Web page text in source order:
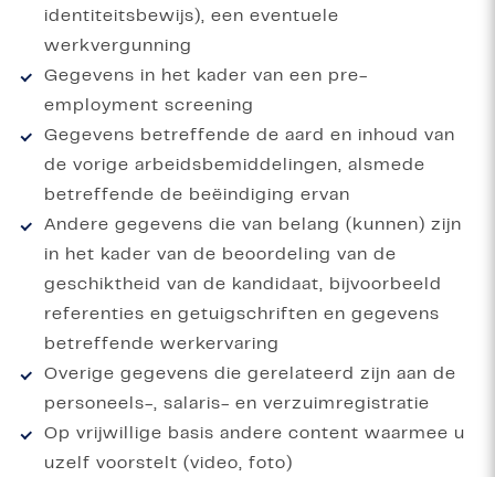
identiteitsbewijs), een eventuele
werkvergunning
Gegevens in het kader van een pre-
employment screening
Gegevens betreffende de aard en inhoud van
de vorige arbeidsbemiddelingen, alsmede
betreffende de beëindiging ervan
Andere gegevens die van belang (kunnen) zijn
in het kader van de beoordeling van de
geschiktheid van de kandidaat, bijvoorbeeld
referenties en getuigschriften en gegevens
betreffende werkervaring
Overige gegevens die gerelateerd zijn aan de
personeels-, salaris- en verzuimregistratie
Op vrijwillige basis andere content waarmee u
uzelf voorstelt (video, foto)